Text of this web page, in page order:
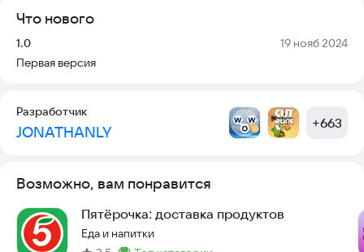
По всем вопросам свяжитесь с нами по адресу:
Что нового
Версия:
1.0 Дата:
19 нояб 2024
Первая версия
Разработчик
JONATHANLY +663
Возможно, вам понравится
Пятёрочка: доставка продуктов
Еда и напитки